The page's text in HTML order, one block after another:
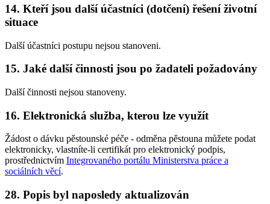
14. Kteří jsou další účastníci (dotčení) řešení životní
situace
Další účastníci postupu nejsou stanoveni.
15. Jaké další činnosti jsou po žadateli požadovány
Další činnosti nejsou stanoveny.
16. Elektronická služba, kterou lze využít
Žádost o dávku pěstounské péče - odměna pěstouna můžete podat
elektronicky, vlastníte-li certifikát pro elektronický podpis,
prostřednictvím Integrovaného portálu Ministerstva práce a
sociálních věcí.
28. Popis byl naposledy aktualizován